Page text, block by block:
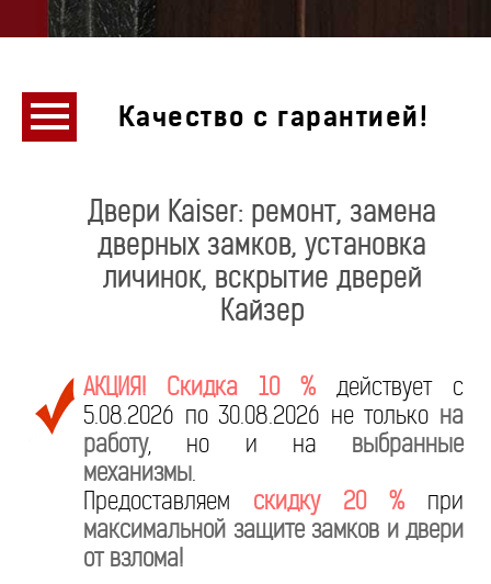
Качество с гарантией!
Двери Kaiser: ремонт, замена
дверных замков, установка
личинок, вскрытие дверей
Кайзер
АКЦИЯ! Скидка 10 % действует с
5.08.2026 по 30.08.2026 не только на
работу, но и на выбранные
механизмы.
Предоставляем скидку 20 % при
максимальной защите замков и двери
от взлома!